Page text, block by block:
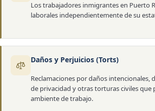
Los trabajadores inmigrantes en Puerto
laborales independientemente de su
Daños y Perjuicios (Torts)
Reclamaciones por daños intencionales,
de privacidad y otras torturas civiles que
ambiente de trabajo.